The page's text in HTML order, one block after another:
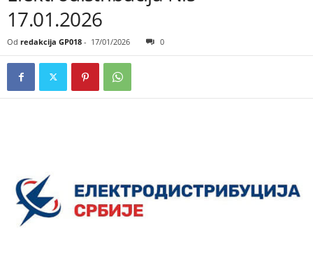
17.01.2026
Od redakcija GP018 - 17/01/2026 0